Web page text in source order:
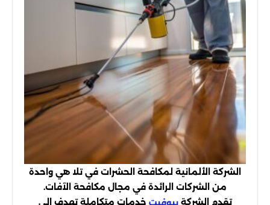
الشركة الألمانية لمكافحة الحشرات في تلا هي واحدة
من الشركات الرائدة في مجال مكافحة الآفات.
تقدم الشركةبيوفيت خدمات متكاملة تهدف إلى